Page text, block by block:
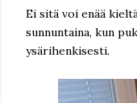
Ei sitä voi enää
sunnuntaina, kun
ysärihenkisesti.